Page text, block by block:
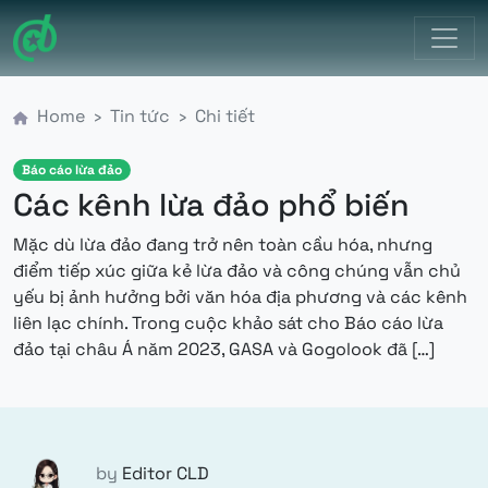
Điều hướng chính
Home Tin tức Chi tiết
Báo cáo lừa đảo
Các kênh lừa đảo phổ biến
Mặc dù lừa đảo đang trở nên toàn cầu hóa, nhưng
điểm tiếp xúc giữa kẻ lừa đảo và công chúng vẫn chủ
yếu bị ảnh hưởng bởi văn hóa địa phương và các kênh
liên lạc chính. Trong cuộc khảo sát cho Báo cáo lừa
đảo tại châu Á năm 2023, GASA và Gogolook đã […]
by Editor CLD